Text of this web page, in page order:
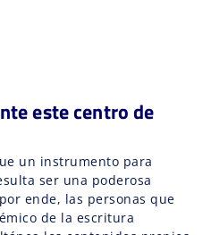
este centro de
un instrumento para
ser una poderosa
ende, las personas que
de la escritura